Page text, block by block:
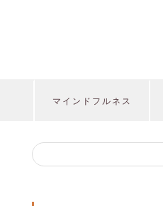
マインドフルネス